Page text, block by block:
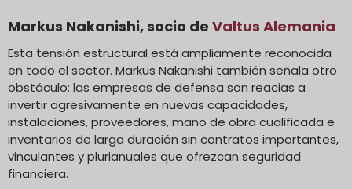
Markus Nakanishi, socio de Valtus Alemania
Esta tensión estructural está ampliamente reconocida
en todo el sector. Markus Nakanishi también señala otro
obstáculo: las empresas de defensa son reacias a
invertir agresivamente en nuevas capacidades,
instalaciones, proveedores, mano de obra cualificada e
inventarios de larga duración sin contratos importantes,
vinculantes y plurianuales que ofrezcan seguridad
financiera.